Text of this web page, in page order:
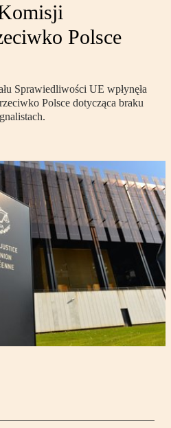
Polsce
Sprawiedliwości UE wpłynęła
Polsce dotycząca braku